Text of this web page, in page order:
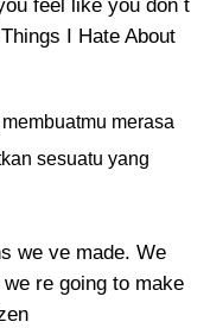
feel like you don t
I Hate About
merasa
sesuatu yang
we ve made. We
re going to make